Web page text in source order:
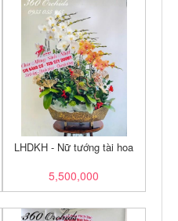
LHDKH - Nữ tướng tài hoa
5,500,000